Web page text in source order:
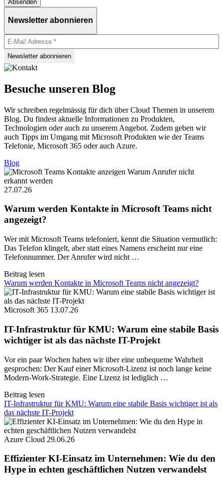
Newsletter abonnieren
Besuche unseren Blog
Wir schreiben regelmässig für dich über Cloud Themen in unserem
Blog. Du findest aktuelle Informationen zu Produkten,
Technologien oder auch zu unserem Angebot. Zudem geben wir
auch Tipps im Umgang mit Microsoft Produkten wie der Teams
Telefonie, Microsoft 365 oder auch Azure.
Blog
27.07.26
Warum werden Kontakte in Microsoft Teams nicht
angezeigt?
Wer mit Microsoft Teams telefoniert, kennt die Situation vermutlich:
Das Telefon klingelt, aber statt eines Namens erscheint nur eine
Telefonnummer. Der Anrufer wird nicht …
Beitrag lesen
Warum werden Kontakte in Microsoft Teams nicht angezeigt?
Microsoft 365 13.07.26
IT-Infrastruktur für KMU: Warum eine stabile Basis
wichtiger ist als das nächste IT-Projekt
Vor ein paar Wochen haben wir über eine unbequeme Wahrheit
gesprochen: Der Kauf einer Microsoft-Lizenz ist noch lange keine
Modern-Work-Strategie. Eine Lizenz ist lediglich …
Beitrag lesen
IT-Infrastruktur für KMU: Warum eine stabile Basis wichtiger ist als
das nächste IT-Projekt
Azure Cloud 29.06.26
Effizienter KI-Einsatz im Unternehmen: Wie du den
Hype in echten geschäftlichen Nutzen verwandelst